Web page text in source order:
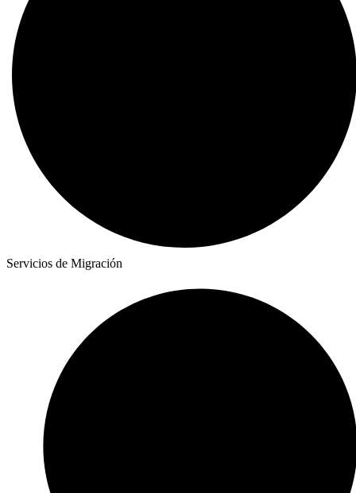
Servicios de Migración